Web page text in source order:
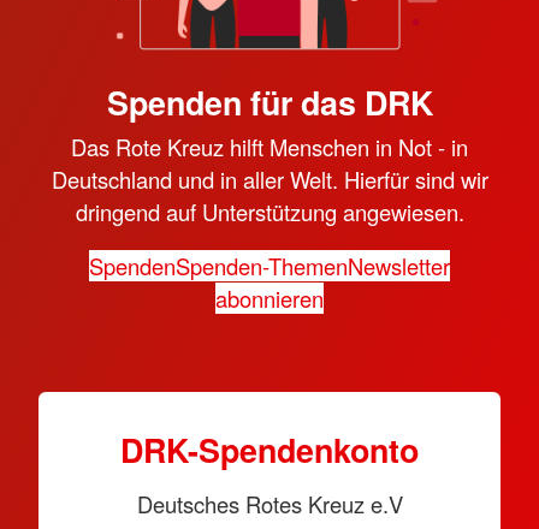
Spenden für das DRK
Das Rote Kreuz hilft Menschen in Not - in
Deutschland und in aller Welt. Hierfür sind wir
dringend auf Unterstützung angewiesen.
SpendenSpenden-ThemenNewsletter
abonnieren
DRK-Spendenkonto
Deutsches Rotes Kreuz e.V